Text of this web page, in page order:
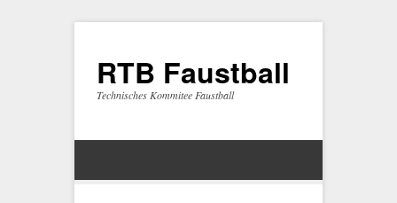
RTB Faustball
Technisches Kommitee Faustball